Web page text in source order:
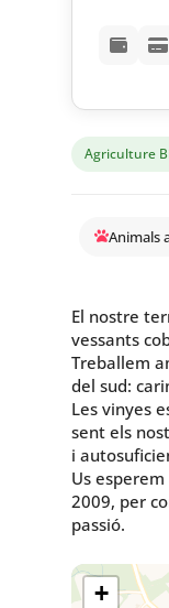
Agriculture
Animals
El nostre
vessants
Treballem
del sud:
Les vinyes
sent els
i
Us
2009, per
passió.
+